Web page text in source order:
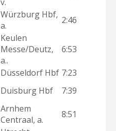
Würzburg Hbf,
a.
2:46
Keulen
Messe/Deutz,
a..
6:53
Düsseldorf Hbf 7:23
Duisburg Hbf
7:39
Arnhem
Centraal, a.
8:51